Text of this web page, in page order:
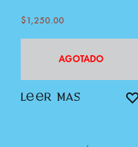
$1,250.00
AGOTADO
leer más